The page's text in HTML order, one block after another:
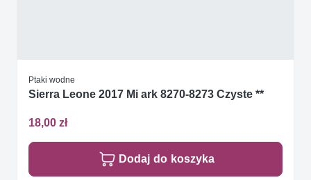
Ptaki wodne
Sierra Leone 2017 Mi ark 8270-8273 Czyste **
18,00 zł
Dodaj do koszyka